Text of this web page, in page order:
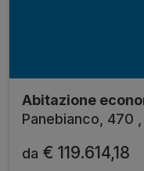
Abitazione
Panebianco, 470 ,
da € 119.614,18